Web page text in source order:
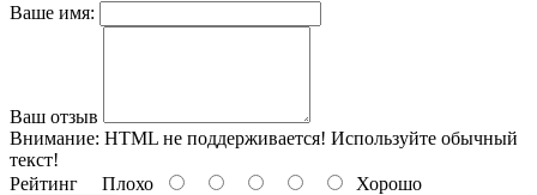
Ваше имя:
Ваш отзыв
Внимание: HTML не поддерживается! Используйте обычный
текст!
Рейтинг Плохо Хорошо